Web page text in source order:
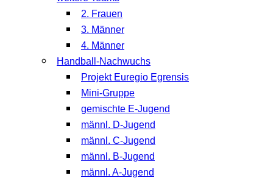
2. Frauen
3. Männer
4. Männer
Handball-Nachwuchs
Projekt Euregio Egrensis
Mini-Gruppe
gemischte E-Jugend
männl. D-Jugend
männl. C-Jugend
männl. B-Jugend
männl. A-Jugend